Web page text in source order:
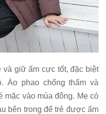
và giữ ấm cực tốt, đặc biệt
Áo phao chống thấm và
mặc vào mùa đông. Mẹ có
bên trong để trẻ được ấm